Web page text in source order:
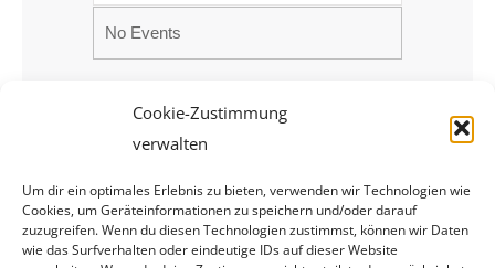
Cookie-Zustimmung
verwalten
Um dir ein optimales Erlebnis zu bieten, verwenden wir Technologien wie
Cookies, um Geräteinformationen zu speichern und/oder darauf
zuzugreifen. Wenn du diesen Technologien zustimmst, können wir Daten
wie das Surfverhalten oder eindeutige IDs auf dieser Website
No Events